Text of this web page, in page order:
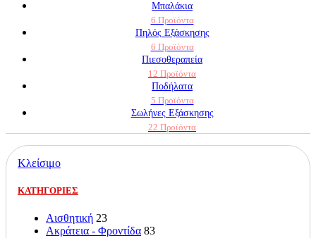
Μπαλάκια
6 Προϊόντα
Πηλός Εξάσκησης
6 Προϊόντα
Πιεσοθεραπεία
12 Προϊόντα
Ποδήλατα
5 Προϊόντα
Σωλήνες Εξάσκησης
22 Προϊόντα
Κλείσιμο
ΚΑΤΗΓΟΡΙΕΣ
Αισθητική 23
Ακράτεια - Φροντίδα 83